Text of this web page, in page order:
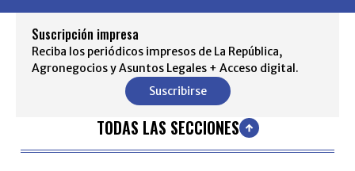
Suscripción impresa
Reciba los periódicos impresos de La República,
Agronegocios y Asuntos Legales + Acceso digital.
Suscribirse
TODAS LAS SECCIONES